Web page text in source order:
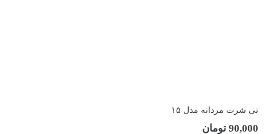
تی شرت مردانه مدل ۱۵
90,000 تومان